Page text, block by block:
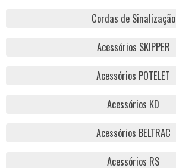
Cordas de Sinalização
Acessórios SKIPPER
Acessórios POTELET
Acessórios KD
Acessórios BELTRAC
Acessórios RS